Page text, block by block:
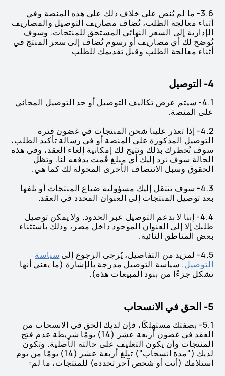
3.6- ما لم يُنص على خلاف ذلك على هذه المنصة وفي
أثناء معالجة الطلب، تُضاف مصاريف التوصيل والمصاريف
الإدارية إلى السعر النهائي المستحق للمنتجات. وسوف
تُوضح لك أي مصاريف أو رسوم تُضاف إلى سعر المنتج في
أثناء معالجة الطلب وقبل تقديمك للطلب
4- التوصيل
4.1- سيتم عرض تكاليف التوصيل أو حد التوصيل المجاني
على المنصة.
4.2- إذا تعذر علينا شحن المنتجات في غضون فترة
التوصيل المذكورة على المنصة أو في رسالة تأكيد الطلب،
سوف نُخطرك بذلك ونتيح لك إمكانية إلغاء العقد، وفي هذه
الحالة سوف نرد إليك أي مبلغ قُمت بدفعه لنا. وتظل
الحقوق وسبل الانتصاف الأخرى المخولة لك كما هي.
4.3- سوف تنتقل إليك مسؤولية ضياع المنتجات أو تلفها
بعد توصيل المنتجات إلى العنوان المحدد في العقد.
4.4- إننا لا ندعم التوصيل عبر الحدود. ولا يمكن توصيل
طلبك إلا إلى العنوان الموجود داخل مصر، وذلك باستثناء
بعض المناطق النائية.
4.5- لمزيد من التفاصيل، يُرجى الرجوع إلى
سياسة
التوصيل. سياسة التوصيل مدرجة بالإشارة (ما يعني أنها
تشكل جزءًا من بنود المبيعات هذه).
5- الحق في الانسحاب
5.1- بصفتك مستهلكًا، فإن لديك الحق في الانسحاب من
العقد في غضون أربعة عشر (14) يومًا شريطة عدم فتح
المنتجات وأن يكون التغليف على حالته الأصلية. وتكون
لديك ("مدة انسحاب") تبلغ أربعة عشر (14) يومًا من يوم
استلامك (أنت أو شخص آخر تحدده) للمنتجات، ما لم: